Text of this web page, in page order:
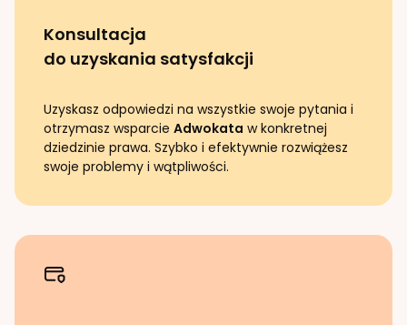
Konsultacja
do uzyskania satysfakcji
Uzyskasz odpowiedzi na wszystkie swoje pytania i
otrzymasz wsparcie Adwokata w konkretnej
dziedzinie prawa. Szybko i efektywnie rozwiążesz
swoje problemy i wątpliwości.